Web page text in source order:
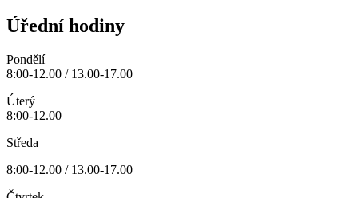
Úřední hodiny
Pondělí
8:00-12.00 / 13.00-17.00
Úterý
8:00-12.00
Středa
8:00-12.00 / 13.00-17.00